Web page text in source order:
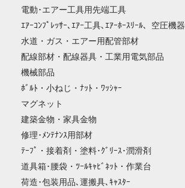
電動･エアー工具用先端工具
ｴｱｰｺﾝﾌﾟﾚｯｻｰ､ｴｱｰ工具､ｴｱｰﾎｰｽﾘｰﾙ、空圧機器
水道・ガス・エアー用配管部材
配線部材・配線器具・工業用電気部品
機械部品
ﾎﾞﾙﾄ・小ねじ・ﾅｯﾄ・ﾜｯｼｬｰ
マグネット
建築金物・家具金物
修理･ﾒﾝﾃﾅﾝｽ用部材
ﾃｰﾌﾟ・接着剤・塗料･ｸﾞﾘｰｽ･潤滑剤
道具箱･腰袋・ﾂｰﾙｷｬﾋﾞﾈｯﾄ・作業台
荷造･包装用品､運搬具､ｷｬｽﾀｰ